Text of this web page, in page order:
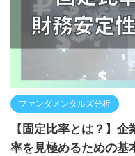
ファンダメンタルズ分析
【固定比率とは？】
率を見極めるための基